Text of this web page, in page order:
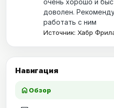
Навигация
home Обзор
доволен.
работать с ним
Источник: Хабр